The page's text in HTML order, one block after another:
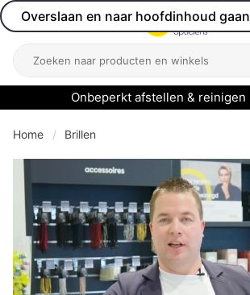
Overslaan en naar hoofdinhoud gaan
Open menu
Zoeken
Onbeperkt afstellen & reinigen
Home Brillen